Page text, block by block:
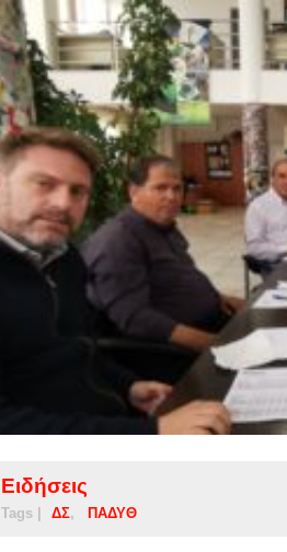
Ειδήσεις
Tags | ΔΣ ΠΑΔΥΘ